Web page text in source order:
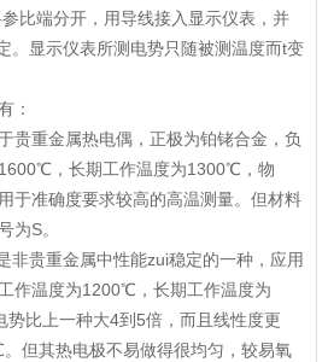
比端分开，用导线接入显示仪表，并
。显示仪表所测电势只随被测温度而t变
：
贵重金属热电偶，正极为铂铑合金，负
，长期工作温度为1300℃，物
于准确度要求较高的高温测量。但材料
为S。
非贵重金属中性能zui稳定的一种，应用
作温度为1200℃，长期工作温度为
比上一种大4到5倍，而且线性度更
但其热电极不易做得很均匀，较易氧